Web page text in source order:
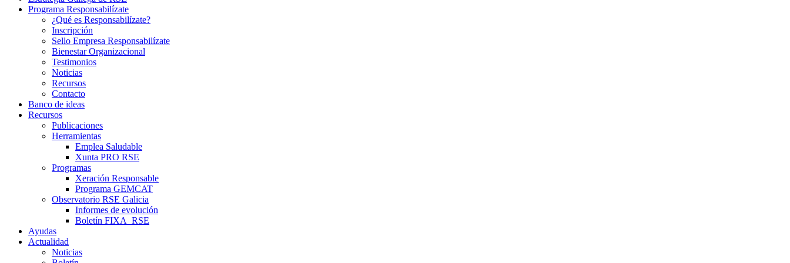
Programa Responsabilízate
¿Qué es Responsabilízate?
Inscripción
Sello Empresa Responsabilízate
Bienestar Organizacional
Testimonios
Noticias
Recursos
Contacto
Banco de ideas
Recursos
Publicaciones
Herramientas
Emplea Saludable
Xunta PRO RSE
Programas
Xeración Responsable
Programa GEMCAT
Observatorio RSE Galicia
Informes de evolución
Boletín FIXA_RSE
Ayudas
Actualidad
Noticias